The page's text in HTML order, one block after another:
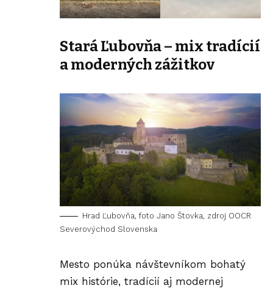
Stará Ľubovňa – mix tradícií
a moderných zážitkov
Hrad Ľubovňa, foto Jano Štovka, zdroj OOCR
Severovýchod Slovenska
Mesto ponúka návštevníkom bohatý
mix histórie, tradícií aj modernej